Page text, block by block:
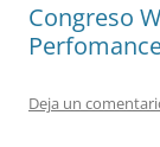
Congreso
Deja un